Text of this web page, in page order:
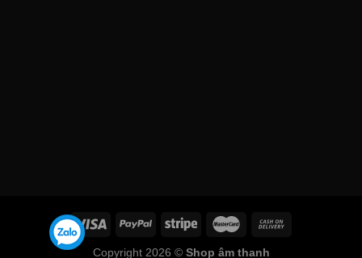
Copyright 2026 © Shop âm thanh